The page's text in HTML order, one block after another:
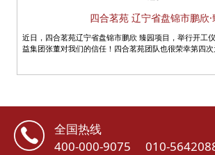
四合茗苑 辽宁省盘锦市鹏欣·
近日，四合茗苑辽宁省盘锦市鹏欣 臻园项目，举行开工
益集团张董对我们的信任！四合茗苑团队也很荣幸第四
全国热线
400-000-9075
010-